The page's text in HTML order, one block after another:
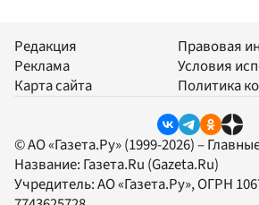
Редакция
Реклама
Карта сайта
Правовая
Условия
Политика
© АО «Газета.Ру» (1999-2026) –
Название: Газета.Ru (Gazeta.Ru)
Учредитель:АО «Газета.Ру», ОГРН